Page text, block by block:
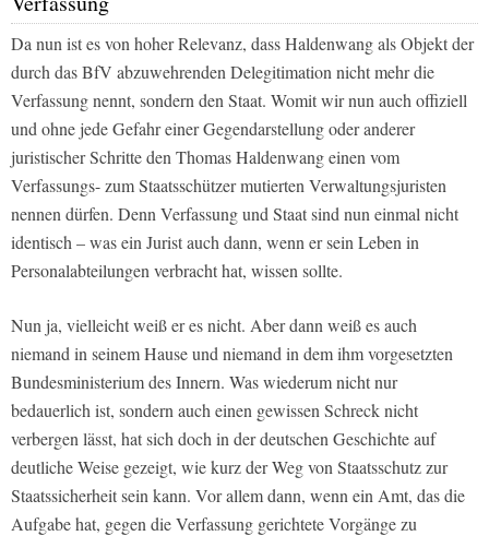
Da nun ist es von hoher Relevanz, dass Haldenwang als Objekt der
durch das BfV abzuwehrenden Delegitimation nicht mehr die
Verfassung nennt, sondern den Staat. Womit wir nun auch offiziell
und ohne jede Gefahr einer Gegendarstellung oder anderer
juristischer Schritte den Thomas Haldenwang einen vom
Verfassungs- zum Staatsschützer mutierten Verwaltungsjuristen
nennen dürfen. Denn Verfassung und Staat sind nun einmal nicht
identisch – was ein Jurist auch dann, wenn er sein Leben in
Personalabteilungen verbracht hat, wissen sollte.
Nun ja, vielleicht weiß er es nicht. Aber dann weiß es auch
niemand in seinem Hause und niemand in dem ihm vorgesetzten
Bundesministerium des Innern. Was wiederum nicht nur
bedauerlich ist, sondern auch einen gewissen Schreck nicht
verbergen lässt, hat sich doch in der deutschen Geschichte auf
deutliche Weise gezeigt, wie kurz der Weg von Staatsschutz zur
Staatssicherheit sein kann. Vor allem dann, wenn ein Amt, das die
Aufgabe hat, gegen die Verfassung gerichtete Vorgänge zu